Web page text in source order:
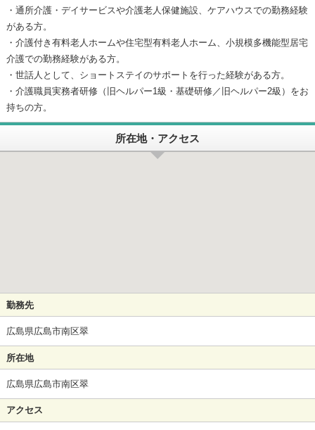
・通所介護・デイサービスや介護老人保健施設、ケアハウスでの勤務経験
がある方。
・介護付き有料老人ホームや住宅型有料老人ホーム、小規模多機能型居宅
介護での勤務経験がある方。
・世話人として、ショートステイのサポートを行った経験がある方。
・介護職員実務者研修（旧ヘルパー1級・基礎研修／旧ヘルパー2級）をお
持ちの方。
所在地・アクセス
勤務先
広島県広島市南区翠
所在地
広島県広島市南区翠
アクセス